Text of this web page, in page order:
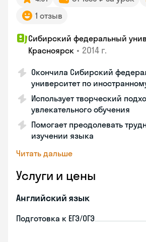
1 отзыв
Сибирский федеральный
Красноярск • 2014 г.
Окончила Сибирский
университет по
Использует творческий
увлекательного обучения
Помогает преодолевать
изучении языка
Читать дальше
Услуги и цены
Английский язык
Подготовка к ЕГЭ/ОГЭ